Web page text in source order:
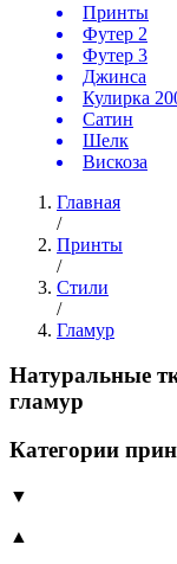
Принты
Футер 2
Футер 3
Джинса
Кулирка
Сатин
Шелк
Вискоза
Главная
/
Принты
/
Стили
/
Гламур
Натуральные
гламур
Категории
▼
▲